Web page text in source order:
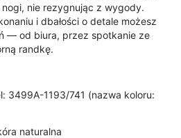
nie rezygnując z wygody.
i dbałości o detale możesz
— od biura, przez spotkanie ze
randkę.
3499A-1193/741 (nazwa koloru:
naturalna